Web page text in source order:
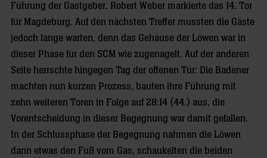
Führung der Gastgeber, Robert Weber markierte das 14. Tor
für Magdeburg. Auf den nächsten Treffer mussten die Gäste
jedoch lange warten, denn das Gehäuse der Löwen war in
dieser Phase für den SCM wie zugenagelt. Auf der anderen
Seite herrschte hingegen Tag der offenen Tür: Die Badener
machten nun kurzen Prozess, bauten ihre Führung mit
zehn weiteren Toren in Folge auf 28:14 (44.) aus, die
Vorentscheidung in dieser Begegnung war damit gefallen.
In der Schlussphase der Begegnung nahmen die Löwen
dann etwas den Fuß vom Gas, schaukelten die beiden